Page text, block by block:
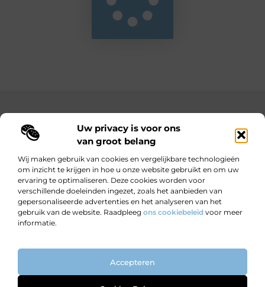
Uw privacy is voor ons
van groot belang
Wij maken gebruik van cookies en vergelijkbare technologieën
om inzicht te krijgen in hoe u onze website gebruikt en om uw
ervaring te optimaliseren. Deze cookies worden voor
verschillende doeleinden ingezet, zoals het aanbieden van
gepersonaliseerde advertenties en het analyseren van het
gebruik van de website. Raadpleeg ons cookiebeleid voor meer
informatie.
Accepteren
Bekende Nederlanders
Wijzer worden door verhalen.
Motiverende en informatieve blogs voor nieuwsgierige lezers en
doeners.